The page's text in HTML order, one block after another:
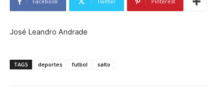
José Leandro Andrade
TAGS deportes futbol salto